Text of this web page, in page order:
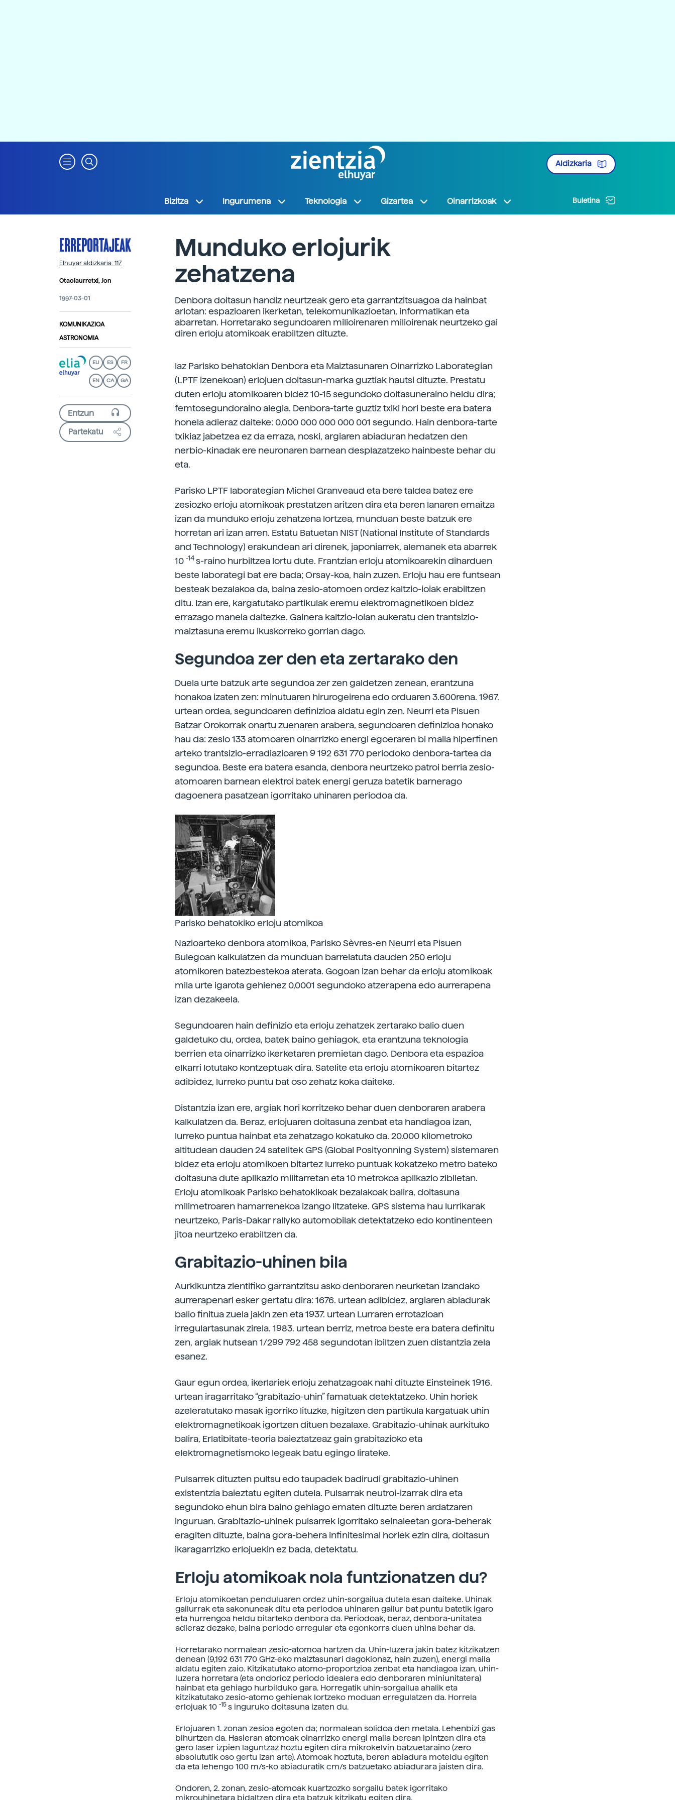
Aldizkaria
Bizitza Ingurumena Teknologia Gizartea Oinarrizkoak Buletina
ERREPORTAJEAK
Elhuyar aldizkaria: 117
Otaolaurretxi, Jon
1997-03-01
KOMUNIKAZIOA
ASTRONOMIA
EU ES FR
EN CA GA
Partekatu
Munduko erlojurik
zehatzena
Denbora doitasun handiz neurtzeak gero eta garrantzitsuagoa da hainbat
arlotan: espazioaren ikerketan, telekomunikazioetan, informatikan eta
abarretan. Horretarako segundoaren milioirenaren milioirenak neurtzeko gai
diren erloju atomikoak erabiltzen dituzte.
Iaz Parisko behatokian Denbora eta Maiztasunaren Oinarrizko Laborategian
(LPTF izenekoan) erlojuen doitasun-marka guztiak hautsi dituzte. Prestatu
duten erloju atomikoaren bidez 10-15 segundoko doitasuneraino heldu dira;
femtosegundoraino alegia. Denbora-tarte guztiz txiki hori beste era batera
honela adieraz daiteke: 0,000 000 000 000 001 segundo. Hain denbora-tarte
txikiaz jabetzea ez da erraza, noski, argiaren abiaduran hedatzen den
nerbio-kinadak ere neuronaren barnean desplazatzeko hainbeste behar du
eta.
Parisko LPTF laborategian Michel Granveaud eta bere taldea batez ere
zesiozko erloju atomikoak prestatzen aritzen dira eta beren lanaren emaitza
izan da munduko erloju zehatzena lortzea, munduan beste batzuk ere
horretan ari izan arren. Estatu Batuetan NIST (National Institute of Standards
and Technology) erakundean ari direnek, japoniarrek, alemanek eta abarrek
10 -14s-raino hurbiltzea lortu dute. Frantzian erloju atomikoarekin diharduen
beste laborategi bat ere bada; Orsay-koa, hain zuzen. Erloju hau ere funtsean
besteak bezalakoa da, baina zesio-atomoen ordez kaltzio-ioiak erabiltzen
ditu. Izan ere, kargatutako partikulak eremu elektromagnetikoen bidez
errazago maneia daitezke. Gainera kaltzio-ioian aukeratu den trantsizio-
maiztasuna eremu ikuskorreko gorrian dago.
Segundoa zer den eta zertarako den
Duela urte batzuk arte segundoa zer zen galdetzen zenean, erantzuna
honakoa izaten zen: minutuaren hirurogeirena edo orduaren 3.600rena. 1967.
urtean ordea, segundoaren definizioa aldatu egin zen. Neurri eta Pisuen
Batzar Orokorrak onartu zuenaren arabera, segundoaren definizioa honako
hau da: zesio 133 atomoaren oinarrizko energi egoeraren bi maila hiperfinen
arteko trantsizio-erradiazioaren 9 192 631 770 periodoko denbora-tartea da
segundoa. Beste era batera esanda, denbora neurtzeko patroi berria zesio-
atomoaren barnean elektroi batek energi geruza batetik barnerago
dagoenera pasatzean igorritako uhinaren periodoa da.
Parisko behatokiko erloju atomikoa
Nazioarteko denbora atomikoa, Parisko Sèvres-en Neurri eta Pisuen
Bulegoan kalkulatzen da munduan barreiatuta dauden 250 erloju
atomikoren batezbestekoa aterata. Gogoan izan behar da erloju atomikoak
mila urte igarota gehienez 0,0001 segundoko atzerapena edo aurrerapena
izan dezakeela.
Segundoaren hain definizio eta erloju zehatzek zertarako balio duen
galdetuko du, ordea, batek baino gehiagok, eta erantzuna teknologia
berrien eta oinarrizko ikerketaren premietan dago. Denbora eta espazioa
elkarri lotutako kontzeptuak dira. Satelite eta erloju atomikoaren bitartez
adibidez, lurreko puntu bat oso zehatz koka daiteke.
Distantzia izan ere, argiak hori korritzeko behar duen denboraren arabera
kalkulatzen da. Beraz, erlojuaren doitasuna zenbat eta handiagoa izan,
lurreko puntua hainbat eta zehatzago kokatuko da. 20.000 kilometroko
altitudean dauden 24 satelitek GPS (Global Posityonning System) sistemaren
bidez eta erloju atomikoen bitartez lurreko puntuak kokatzeko metro bateko
doitasuna dute aplikazio militarretan eta 10 metrokoa aplikazio zibiletan.
Erloju atomikoak Parisko behatokikoak bezalakoak balira, doitasuna
milimetroaren hamarrenekoa izango litzateke. GPS sistema hau lurrikarak
neurtzeko, Paris-Dakar rallyko automobilak detektatzeko edo kontinenteen
jitoa neurtzeko erabiltzen da.
Grabitazio-uhinen bila
Aurkikuntza zientifiko garrantzitsu asko denboraren neurketan izandako
aurrerapenari esker gertatu dira: 1676. urtean adibidez, argiaren abiadurak
balio finitua zuela jakin zen eta 1937. urtean Lurraren errotazioan
irregulartasunak zirela. 1983. urtean berriz, metroa beste era batera definitu
zen, argiak hutsean 1/299 792 458 segundotan ibiltzen zuen distantzia zela
esanez.
Gaur egun ordea, ikerlariek erloju zehatzagoak nahi dituzte Einsteinek 1916.
urtean iragarritako “grabitazio-uhin” famatuak detektatzeko. Uhin horiek
azeleratutako masak igorriko lituzke, higitzen den partikula kargatuak uhin
elektromagnetikoak igortzen dituen bezalaxe. Grabitazio-uhinak aurkituko
balira, Erlatibitate-teoria baieztatzeaz gain grabitazioko eta
elektromagnetismoko legeak batu egingo lirateke.
Pulsarrek dituzten pultsu edo taupadek badirudi grabitazio-uhinen
existentzia baieztatu egiten dutela. Pulsarrak neutroi-izarrak dira eta
segundoko ehun bira baino gehiago ematen dituzte beren ardatzaren
inguruan. Grabitazio-uhinek pulsarrek igorritako seinaleetan gora-beherak
eragiten dituzte, baina gora-behera infinitesimal horiek ezin dira, doitasun
ikaragarrizko erlojuekin ez bada, detektatu.
Erloju atomikoak nola funtzionatzen du?
Erloju atomikoetan penduluaren ordez uhin-sorgailua dutela esan daiteke. Uhinak
gailurrak eta sakonuneak ditu eta periodoa uhinaren gailur bat puntu batetik igaro
eta hurrengoa heldu bitarteko denbora da. Periodoak, beraz, denbora-unitatea
adieraz dezake, baina periodo erregular eta egonkorra duen uhina behar da.
Horretarako normalean zesio-atomoa hartzen da. Uhin-luzera jakin batez kitzikatzen
denean (9,192 631 770 GHz-eko maiztasunari dagokionaz, hain zuzen), energi maila
aldatu egiten zaio. Kitzikatutako atomo-proportzioa zenbat eta handiagoa izan, uhin-
luzera horretara (eta ondorioz periodo idealera edo denboraren miniunitatera)
hainbat eta gehiago hurbilduko gara. Horregatik uhin-sorgailua ahalik eta
kitzikatutako zesio-atomo gehienak lortzeko moduan erregulatzen da. Horrela
erlojuak 10 -15 s inguruko doitasuna izaten du.
Erlojuaren 1. zonan zesioa egoten da; normalean solidoa den metala. Lehenbizi gas
bihurtzen da. Hasieran atomoak oinarrizko energi maila berean ipintzen dira eta
gero laser izpien laguntzaz hoztu egiten dira mikrokelvin batzuetaraino (zero
absolututik oso gertu izan arte). Atomoak hoztuta, beren abiadura moteldu egiten
da eta lehengo 100 m/s-ko abiaduratik cm/s batzuetako abiadurara jaisten dira.
Ondoren, 2. zonan, zesio-atomoak kuartzozko sorgailu batek igorritako
mikrouhinetara bidaltzen dira eta batzuk kitzikatu egiten dira.